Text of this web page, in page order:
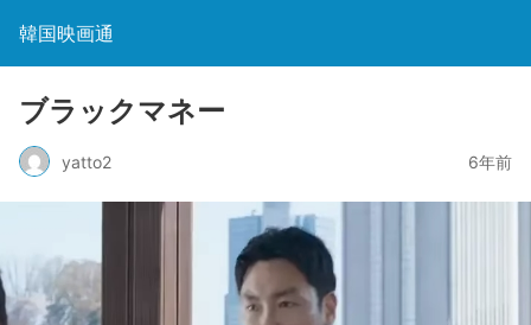
韓国映画通
ブラックマネー
yatto2 6年前